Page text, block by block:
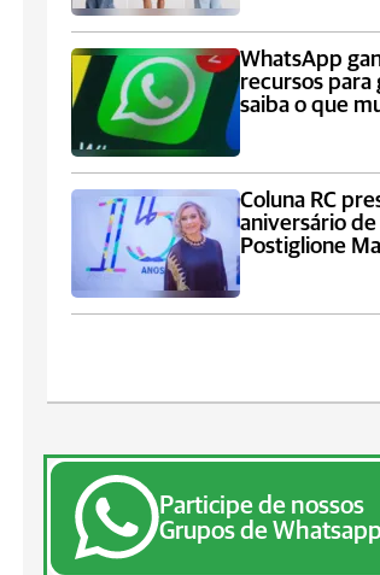
WhatsApp
recursos para
saiba o que
Coluna RC
aniversário de
Postiglione
Participe de nossos
Grupos de Whatsapp